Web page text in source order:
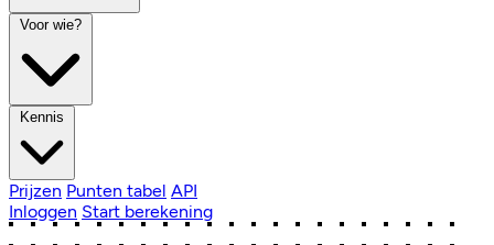
Voor wie?
Kennis
Prijzen Punten tabel API
Inloggen Start berekening